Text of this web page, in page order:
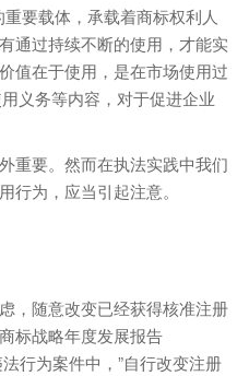
要载体，承载着商标权利人
通过持续不断的使用，才能实
值在于使用，是在市场使用过
义务等内容，对于促进企业
要。然而在执法实践中我们
为，应当引起注意。
随意改变已经获得核准注册
标战略年度发展报告
行为案件中，”自行改变注册